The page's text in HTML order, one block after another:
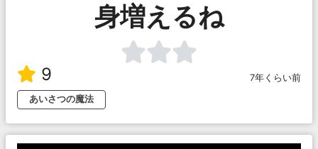
身増えるね
9
7年くらい前
あいさつの魔法